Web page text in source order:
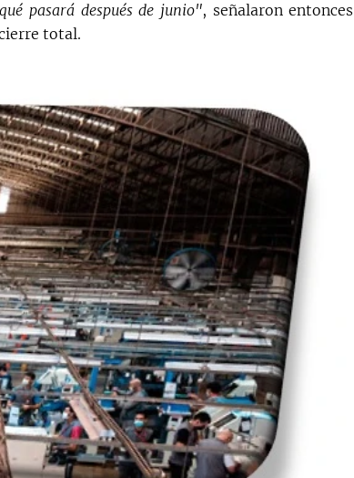
pasará después de junio", señalaron entonces
total.